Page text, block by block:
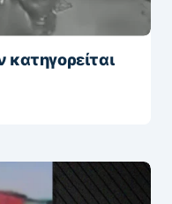
κατηγορείται